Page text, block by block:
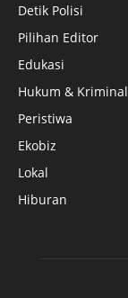
Detik Polisi
Pilihan Editor
Edukasi
Hukum & Kriminal
Peristiwa
Ekobiz
Lokal
Hiburan